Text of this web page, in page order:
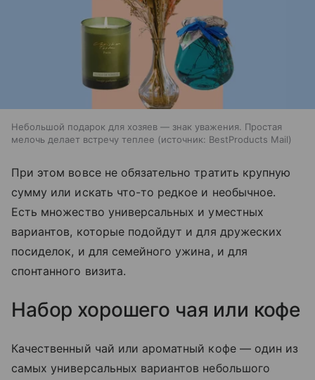
Небольшой подарок для хозяев — знак уважения. Простая
мелочь делает встречу теплее
источник: BestProducts Mail
При этом вовсе не обязательно тратить крупную
сумму или искать что-то редкое и необычное.
Есть множество универсальных и уместных
вариантов, которые подойдут и для дружеских
посиделок, и для семейного ужина, и для
спонтанного визита.
Набор хорошего чая или кофе
Качественный чай или ароматный кофе — один из
самых универсальных вариантов небольшого